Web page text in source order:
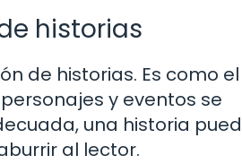
historias
de historias. Es como el
y eventos se
una historia
al lector.